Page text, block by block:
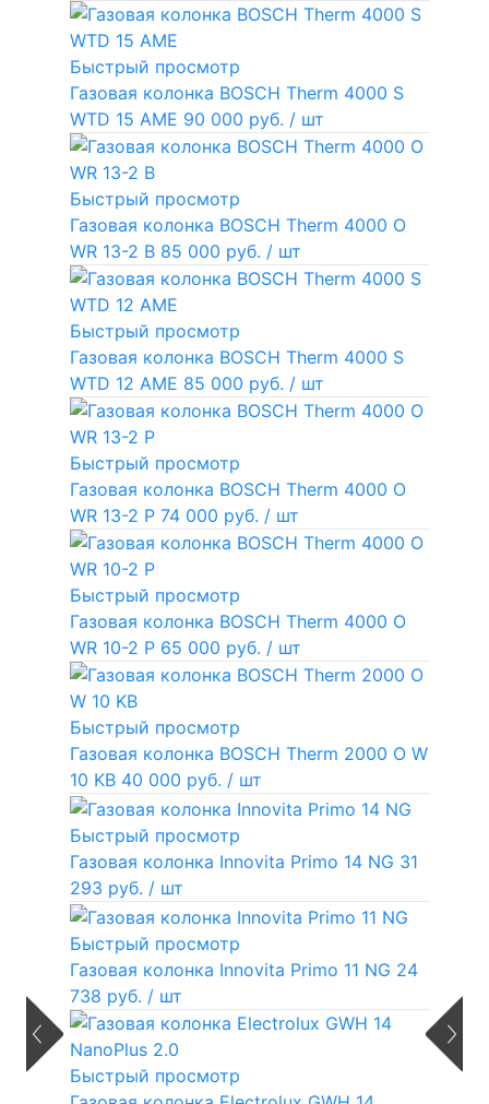
Быстрый просмотр
Газовая колонка BOSCH Therm 4000 S
WTD 15 AME 90 000 руб. / шт
Быстрый просмотр
Газовая колонка BOSCH Therm 4000 O
WR 13-2 В 85 000 руб. / шт
Быстрый просмотр
Газовая колонка BOSCH Therm 4000 S
WTD 12 AME 85 000 руб. / шт
Быстрый просмотр
Газовая колонка BOSCH Therm 4000 O
WR 13-2 P 74 000 руб. / шт
Быстрый просмотр
Газовая колонка BOSCH Therm 4000 O
WR 10-2 P 65 000 руб. / шт
Быстрый просмотр
Газовая колонка BOSCH Therm 2000 O W
10 KB 40 000 руб. / шт
Быстрый просмотр
Газовая колонка Innovita Primo 14 NG 31
293 руб. / шт
Быстрый просмотр
Газовая колонка Innovita Primo 11 NG 24
738 руб. / шт
Быстрый просмотр